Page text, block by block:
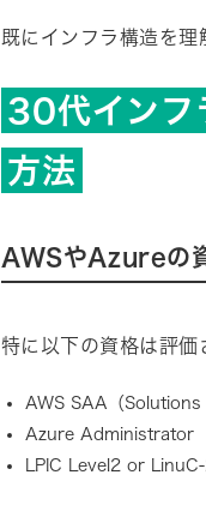
既にインフラ構造を理
30代インフ
方法
AWSやAzureの
特に以下の資格は評価
AWS SAA（
Azure Administrator
LPIC Level2 or